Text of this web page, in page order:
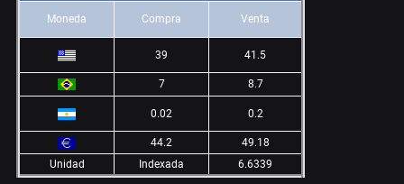
Moneda Compra Venta
39 41.5
7 8.7
0.02 0.2
44.2
49.18
Unidad
Indexada 6.6339